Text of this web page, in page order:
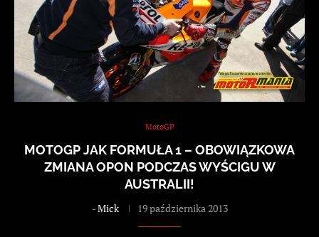
MotoGP
MOTOGP JAK FORMUŁA 1 – OBOWIĄZKOWA
ZMIANA OPON PODCZAS WYŚCIGU W
AUSTRALII!
-Mick 19 października 2013